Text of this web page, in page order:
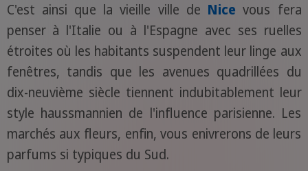
C'est ainsi que la vieille ville de Nice vous fera
penser à l'Italie ou à l'Espagne avec ses ruelles
étroites où les habitants suspendent leur linge aux
fenêtres, tandis que les avenues quadrillées du
dix-neuvième siècle tiennent indubitablement leur
style haussmannien de l'influence parisienne. Les
marchés aux fleurs, enfin, vous enivrerons de leurs
parfums si typiques du Sud.